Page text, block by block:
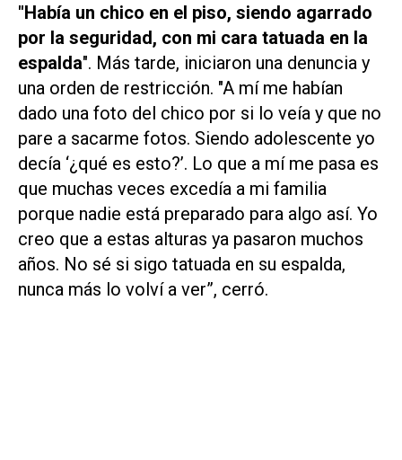
"Había un chico en el piso, siendo agarrado
por la seguridad, con mi cara tatuada en la
espalda". Más tarde, iniciaron una denuncia y
una orden de restricción. "A mí me habían
dado una foto del chico por si lo veía y que no
pare a sacarme fotos. Siendo adolescente yo
decía ‘¿qué es esto?’. Lo que a mí me pasa es
que muchas veces excedía a mi familia
porque nadie está preparado para algo así. Yo
creo que a estas alturas ya pasaron muchos
años. No sé si sigo tatuada en su espalda,
nunca más lo volví a ver”, cerró.